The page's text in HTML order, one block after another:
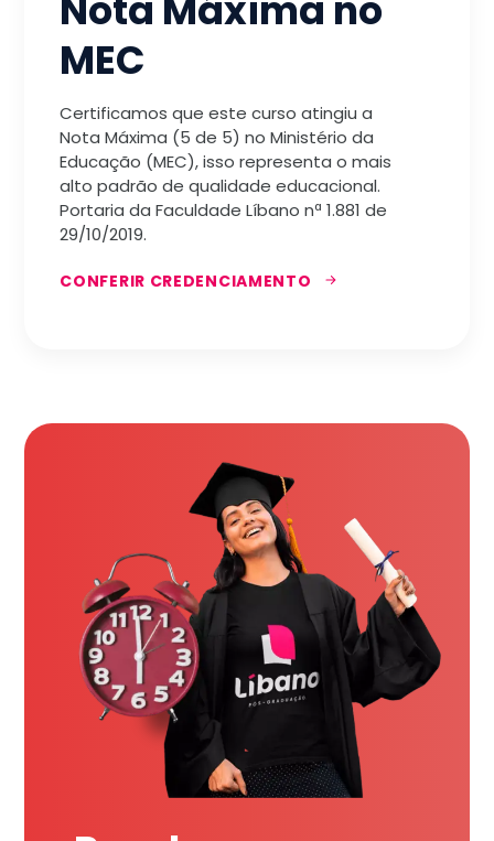
MEC
Certificamos que este curso atingiu a
Nota Máxima (5 de 5) no Ministério da
Educação (MEC), isso representa o mais
alto padrão de qualidade educacional.
Portaria da Faculdade Líbano nª 1.881 de
29/10/2019.
CONFERIR CREDENCIAMENTO